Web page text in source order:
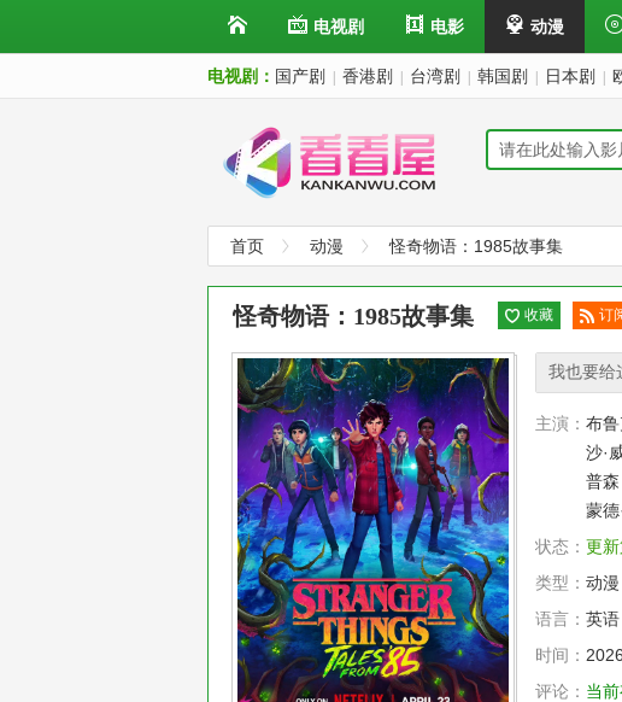
电视剧 电影 动漫
电视剧： 国产剧 香港剧 台湾剧 韩国剧 日本剧
首页 动漫 怪奇物语：1985故事集
怪奇物语：1985故事集 收藏
订
阅
我也要给
主演： 布
沙·
普森
蒙
状态： 更
类型： 动漫
语言： 英语
时间：
评论： 当